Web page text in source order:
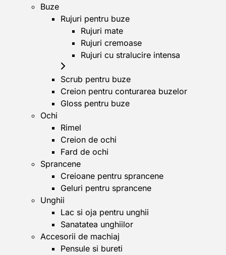
Buze
Rujuri pentru buze
Rujuri mate
Rujuri cremoase
Rujuri cu stralucire intensa
Scrub pentru buze
Creion pentru conturarea buzelor
Gloss pentru buze
Ochi
Rimel
Creion de ochi
Fard de ochi
Sprancene
Creioane pentru sprancene
Geluri pentru sprancene
Unghii
Lac si oja pentru unghii
Sanatatea unghiilor
Accesorii de machiaj
Pensule si bureti